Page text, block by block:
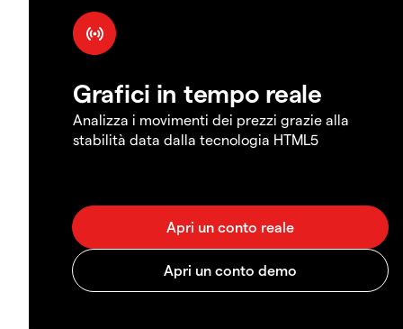
Grafici in tempo reale
Analizza i movimenti dei prezzi grazie alla
stabilità data dalla tecnologia HTML5